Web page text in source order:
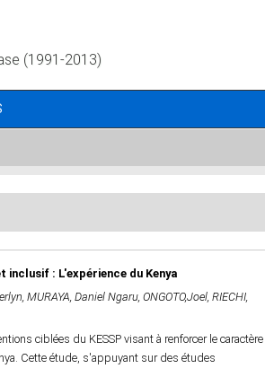
(1991-2013)
inclusif : L'expérience du Kenya
, MURAYA, Daniel Ngaru, ONGOTO,Joel, RIECHI,
ciblées du KESSP visant à renforcer le caractère
Cette étude, s'appuyant sur des études